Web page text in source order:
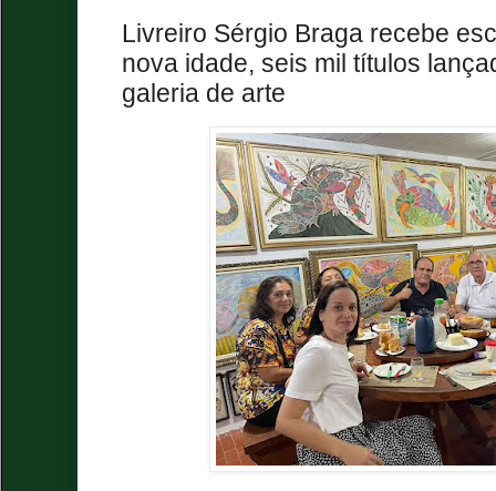
Livreiro Sérgio Braga recebe
nova idade, seis mil títulos
galeria de arte